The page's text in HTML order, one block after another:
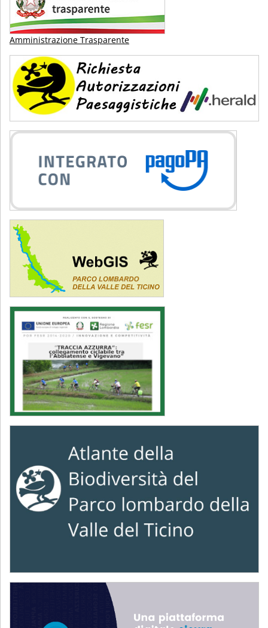
Amministrazione Trasparente